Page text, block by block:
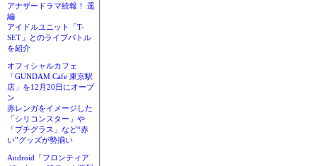
アナザードラマ続報！ 遥
編
アイドルユニット「T-
SET」とのライブバトル
を紹介
オフィシャルカフェ
「GUNDAM Cafe 東京駅
店」を12月20日にオープ
ン
赤レンガをイメージした
「シリコンスター」や
「プチグラス」など“赤
い”グッズが勢揃い
Android「フロンティア